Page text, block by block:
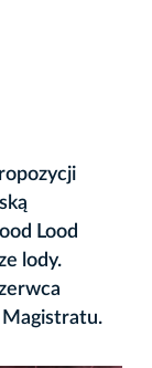
Lood
lody.
Magistratu.